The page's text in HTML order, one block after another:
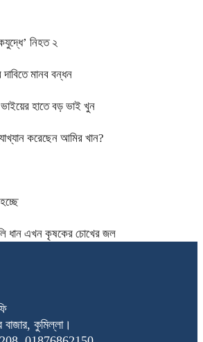
নিহত ২
দাবিতে মানব বন্ধন
হাতে বড় ভাই খুন
করেছেন আমির খান?
ধান এখন কৃষকের চোখের জল
কুমিল্লা।